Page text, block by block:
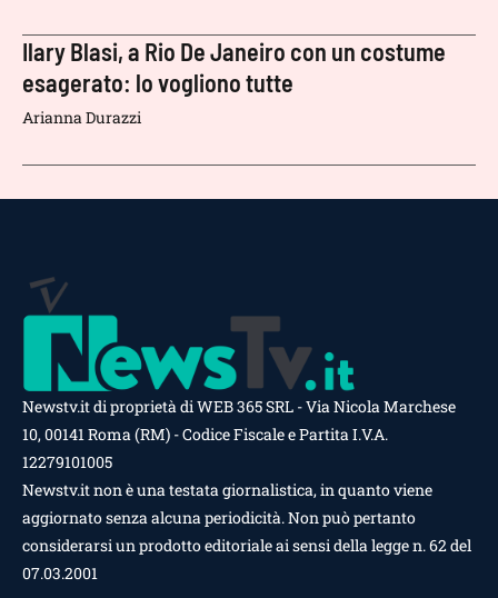
Ilary Blasi, a Rio De Janeiro con un costume
esagerato: lo vogliono tutte
Arianna Durazzi
Newstv.it di proprietà di WEB 365 SRL - Via Nicola Marchese
10, 00141 Roma (RM) - Codice Fiscale e Partita I.V.A.
12279101005
Newstv.it non è una testata giornalistica, in quanto viene
aggiornato senza alcuna periodicità. Non può pertanto
considerarsi un prodotto editoriale ai sensi della legge n. 62 del
07.03.2001